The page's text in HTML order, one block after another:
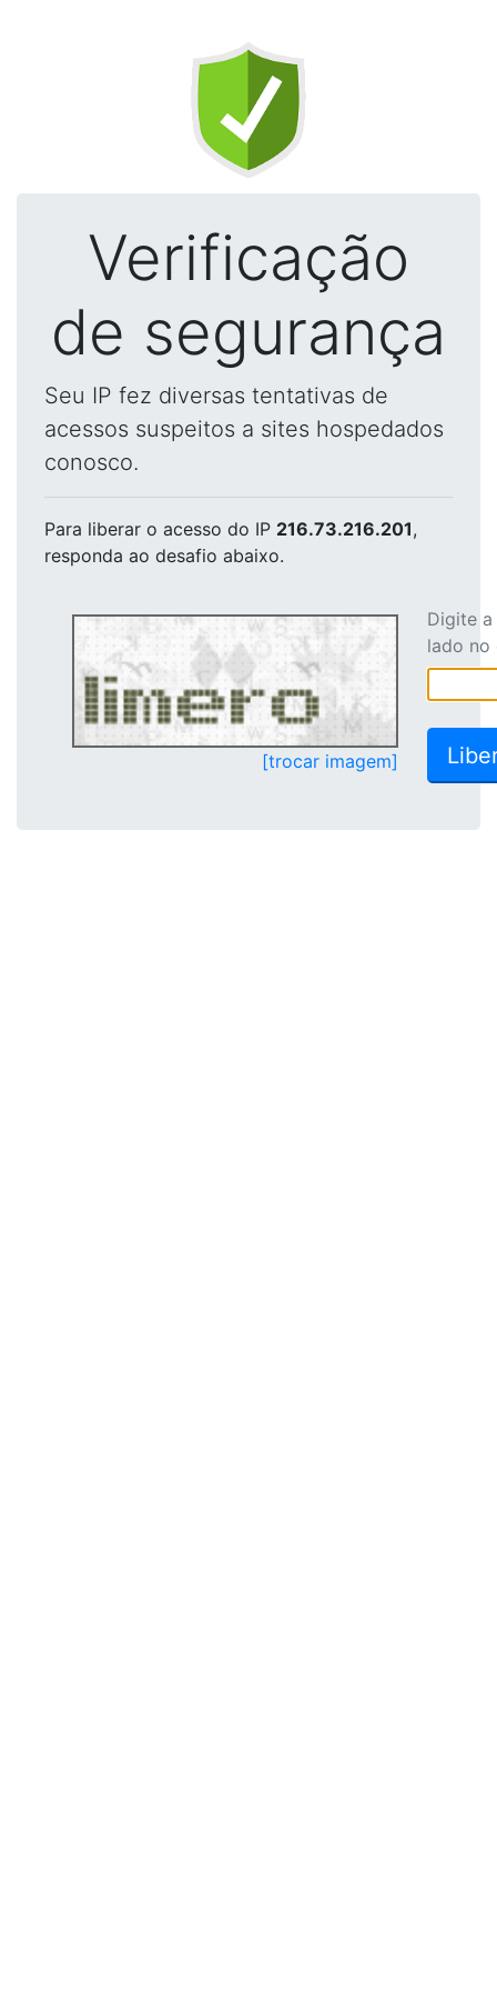
Verificação
de segurança
Seu IP fez diversas tentativas de
acessos suspeitos a sites hospedados
conosco.
Para liberar o acesso do IP 216.73.216.201,
responda ao desafio abaixo.
[trocar imagem]
Digite
lado no